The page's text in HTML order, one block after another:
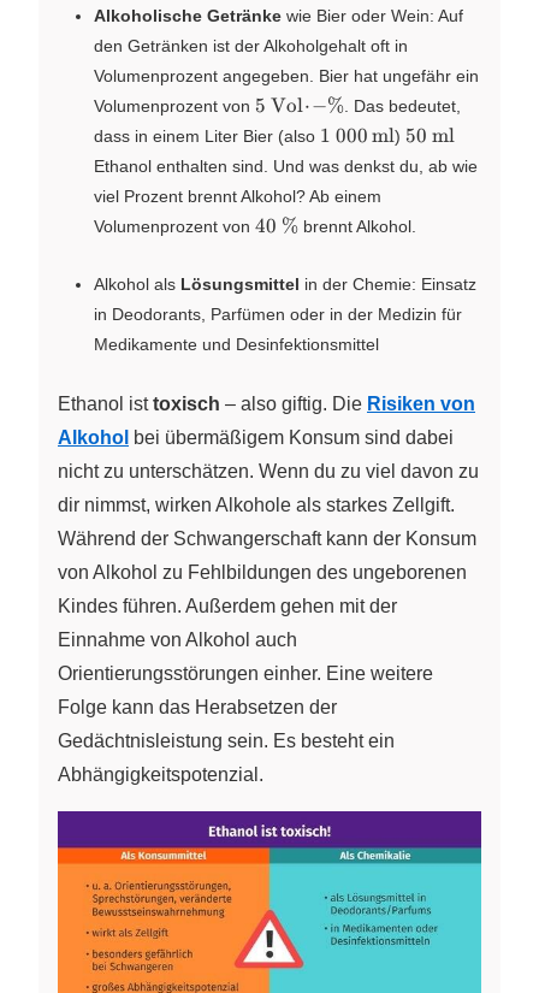
Alkoholische Getränke wie Bier oder Wein: Auf
den Getränken ist der Alkoholgehalt oft in
Volumenprozent angegeben. Bier hat ungefähr ein
Volumenprozent von \pu{5
Vol.-
\%}
5 Vol⋅−%. Das bedeutet,
dass in einem Liter Bier (also \pu{1
000
1 000 ml) \pu{50
ml}
50 ml
Ethanol enthalten sind. Und was denkst du, ab wie
viel Prozent brennt Alkohol? Ab einem
Volumenprozent von \pu{40\%}
40 % brennt Alkohol.
Alkohol als Lösungsmittel in der Chemie: Einsatz
in Deodorants, Parfümen oder in der Medizin für
Medikamente und Desinfektionsmittel
Ethanol isttoxisch – also giftig. Die Risiken von
Alkohol bei übermäßigem Konsum sind dabei
nicht zu unterschätzen. Wenn du zu viel davon zu
dir nimmst, wirken Alkohole als starkes Zellgift.
Während der Schwangerschaft kann der Konsum
von Alkohol zu Fehlbildungen des ungeborenen
Kindes führen. Außerdem gehen mit der
Einnahme von Alkohol auch
Orientierungsstörungen einher. Eine weitere
Folge kann das Herabsetzen der
Gedächtnisleistung sein. Es besteht ein
Abhängigkeitspotenzial.